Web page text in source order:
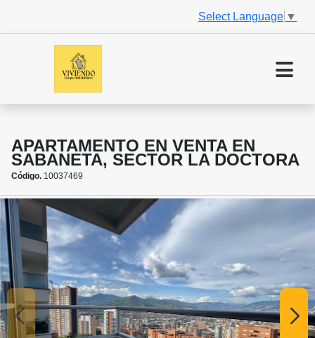
Select Language ▼
APARTAMENTO EN VENTA EN
SABANETA, SECTOR LA DOCTORA
Código. 10037469